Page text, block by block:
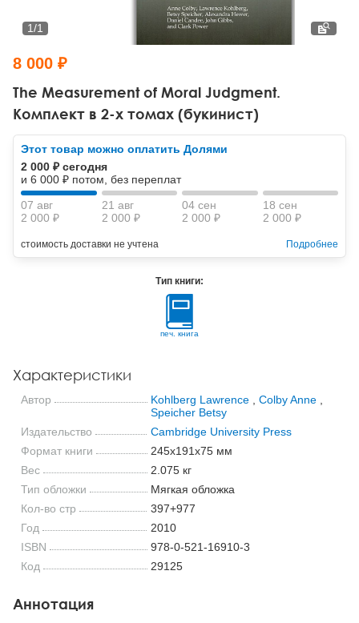
Тревожные расстройства, панические атаки
Другие направления психотерапии
Классический, эриксоновский гипноз и НЛП
НЛП
Психология труда и эргономика
Социальная психология
Социальная и организационная психология
Классический и юнгианский психоанализ
The Measurement of Moral Judgment.
Комплект в 2-х томах (букинист)
1/1
8 000 ₽
Этот товар можно оплатить Долями
2 000 ₽ сегодня
и 6 000 ₽ потом, без переплат
07 авг
2 000 ₽
21 авг
2 000 ₽
04 сен
2 000 ₽
18 сен
2 000 ₽
стоимость доставки не учтена Подробнее
Тип книги:
печ. книга
Характеристики
Автор Kohlberg Lawrence, Colby Anne,
Speicher Betsy
Издательство
Cambridge University Press
Формат книги
245x191x75 мм
Вес
2.075 кг
Тип обложки
Мягкая обложка
Кол-во стр
397+977
Год
2010
ISBN
978-0-521-16910-3
Код
29125
Аннотация